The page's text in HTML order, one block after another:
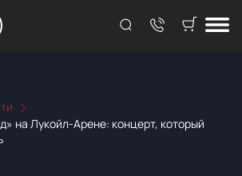
на Лукойл-Арене: концерт, который